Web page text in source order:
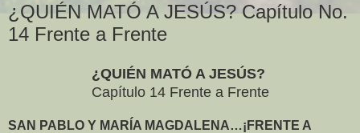
¿QUIÉN MATÓ A JESÚS? Capítulo No.
14 Frente a Frente
¿QUIÉN MATÓ A JESÚS?
Capítulo 14 Frente a Frente
SAN PABLO Y MARÍA MAGDALENA…¡FRENTE A